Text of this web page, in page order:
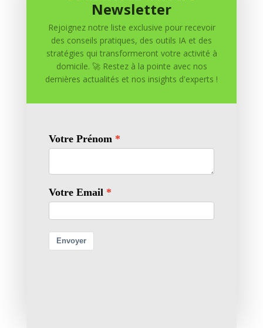
Enregistrer mon nom, mon e-mail et mon site dans
le navigateur pour mon prochain commentaire.
Newsletter
Rejoignez notre liste exclusive pour recevoir
des conseils pratiques, des outils IA et des
stratégies qui transformeront votre activité à
domicile. 🚀 Restez à la pointe avec nos
dernières actualités et nos insights d'experts !